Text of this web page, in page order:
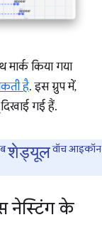
किया गया
है. इस ग्रुप में,
गई हैं.
शेड्यूलवॉच आइकॉन
नेस्टिंग के